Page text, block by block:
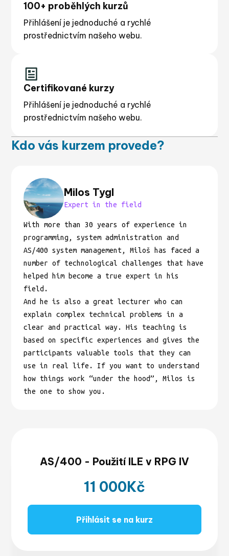
AS/400 - Použití ILE v RPG IV
11 000Kč
Přihlásit se na kurz
100+ proběhlých kurzů
Přihlášení je jednoduché a rychlé
prostřednictvím našeho webu.
Certifikované kurzy
Přihlášení je jednoduché a rychlé
prostřednictvím našeho webu.
Kdo vás kurzem provede?
Milos Tygl
Expert in the field
With more than 30 years of experience in
programming, system administration and
AS/400 system management, Miloš has faced a
number of technological challenges that have
helped him become a true expert in his
field.
And he is also a great lecturer who can
explain complex technical problems in a
clear and practical way. His teaching is
based on specific experiences and gives the
participants valuable tools that they can
use in real life. If you want to understand
how things work “under the hood”, Milos is
the one to show you.